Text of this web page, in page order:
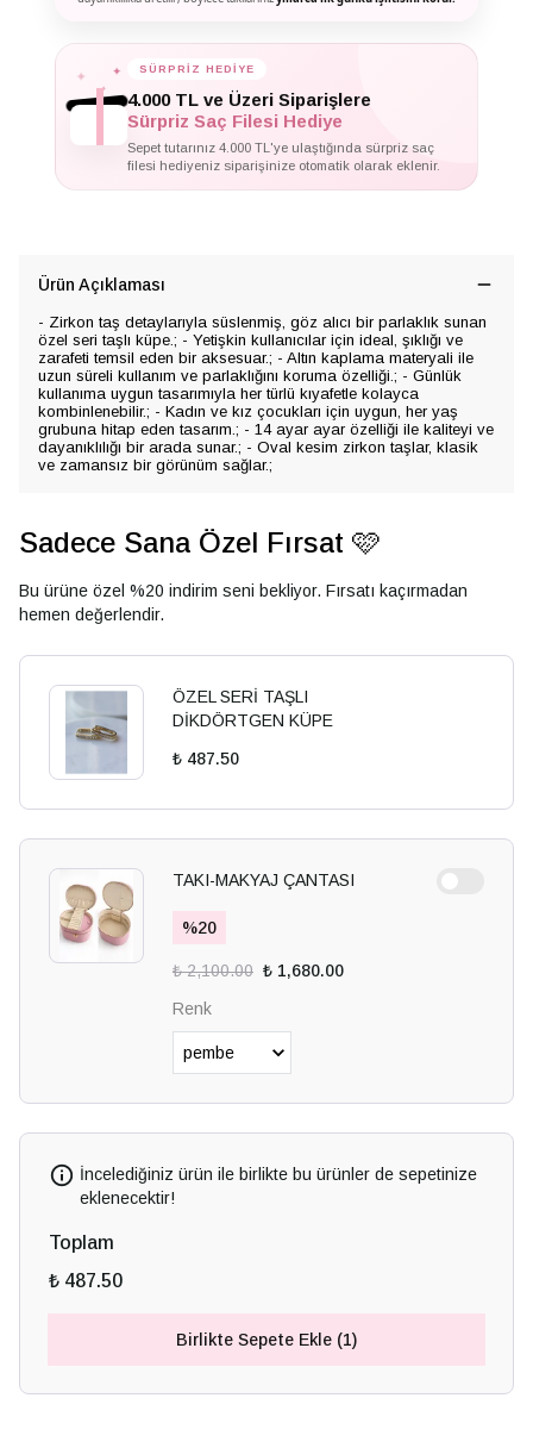
✦ SÜRPRİZ HEDİYE
4.000 TL ve Üzeri Siparişlere
Sürpriz Saç Filesi Hediye
Sepet tutarınız 4.000 TL'ye ulaştığında sürpriz saç
filesi hediyeniz siparişinize otomatik olarak eklenir.
Ürün Açıklaması
- Zirkon taş detaylarıyla süslenmiş, göz alıcı bir parlaklık sunan
özel seri taşlı küpe.; - Yetişkin kullanıcılar için ideal, şıklığı ve
zarafeti temsil eden bir aksesuar.; - Altın kaplama materyali ile
uzun süreli kullanım ve parlaklığını koruma özelliği.; - Günlük
kullanıma uygun tasarımıyla her türlü kıyafetle kolayca
kombinlenebilir.; - Kadın ve kız çocukları için uygun, her yaş
grubuna hitap eden tasarım.; - 14 ayar ayar özelliği ile kaliteyi ve
dayanıklılığı bir arada sunar.; - Oval kesim zirkon taşlar, klasik
ve zamansız bir görünüm sağlar.;
Sadece Sana Özel Fırsat 🩷
Bu ürüne özel %20 indirim seni bekliyor. Fırsatı kaçırmadan
hemen değerlendir.
ÖZEL SERİ TAŞLI
DİKDÖRTGEN KÜPE
₺ 487.50
TAKI-MAKYAJ ÇANTASI
%20
₺ 2,100.00 ₺ 1,680.00
Renk
İncelediğiniz ürün ile birlikte bu ürünler de sepetinize
eklenecektir!
Toplam
₺ 487.50
Birlikte Sepete Ekle (1)